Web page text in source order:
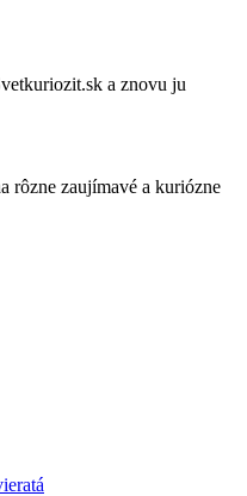
a znovu ju
rôzne zaujímavé a kuriózne